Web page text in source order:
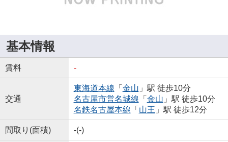
基本情報
賃料 -
交通
東海道本線 「 金山 」駅 徒歩10分
名古屋市営名城線 「 金山 」駅 徒歩10分
名鉄名古屋本線 「 山王 」駅 徒歩12分
間取り(面積) -(-)